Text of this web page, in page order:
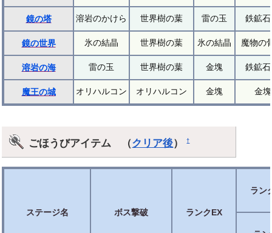
鏡の塔 溶岩のかけら 世界樹の葉 雷の玉 鉄鉱
鏡の世界 氷の結晶 世界樹の葉 氷の結晶 魔物の
溶岩の海 雷の玉 世界樹の葉 金塊 鉄鉱
魔王の城 オリハルコン オリハルコン 金塊 金塊
ごほうびアイテム （クリア後）†
ステージ名 ボス撃破 ランクEX
ラン